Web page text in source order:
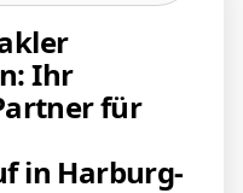
Ihr
für
in Harburg-